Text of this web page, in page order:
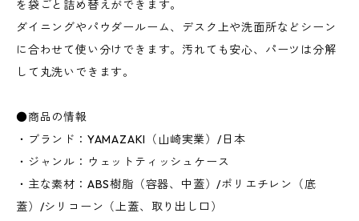
を袋ごと詰め替えができます。
ダイニングやパウダールーム、デスク上や洗面所などシーン
に合わせて使い分けできます。汚れても安心、パーツは分解
して丸洗いできます。
●商品の情報
・ブランド：YAMAZAKI（山崎実業）/日本
・ジャンル：ウェットティッシュケース
・主な素材：ABS樹脂（容器、中蓋）/ポリエチレン（底
蓋）/シリコーン（上蓋、取り出し口）